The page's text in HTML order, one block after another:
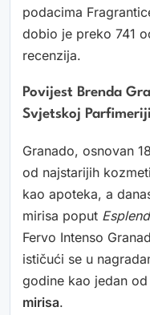
podacima
dobio je preko 741
recenzija.
Povijest Brenda
Svjetskoj Parfimeriji
Granado, osnovan
od najstarijih
kao apoteka, a
mirisa poput
Fervo Intenso
ističući se u
godine kao jedan od
mirisa.